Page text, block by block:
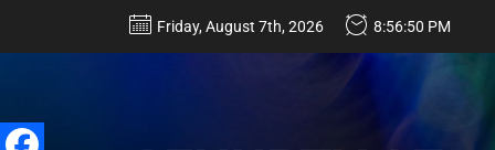
Friday, August 7th, 2026 8:56:51 PM